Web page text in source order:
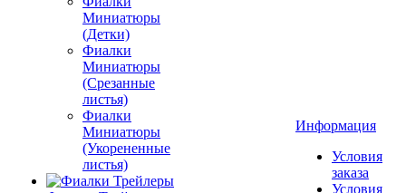
Миниатюры
(Детки)
Фиалки
Миниатюры
(Срезанные
листья)
Фиалки
Миниатюры
(Укорененные
листья)
Информация
Условия
заказа
Условия